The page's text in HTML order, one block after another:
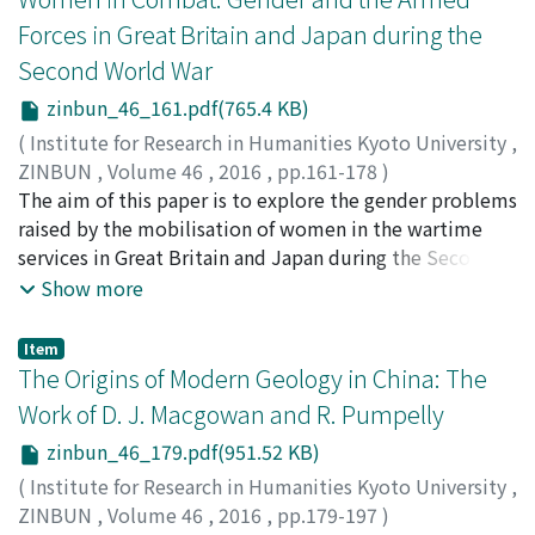
Blanchot, de Stirner et de Derrida, je tâtonne une
insurrection « littéraire » dont l'effectivité est
justement politique.
décision politique en reprenant la thèse d'une minorité
active, à la fois conseiller du prince et capable de
canaliser le mécontentement de groupes minoritaires,
comme cela a été fait auparavant par le sociologue
Haroun Jamous pour la réforme des études médicales
(« Loi Debré », 1958). Mais qui sont ces acteurs ? Peut-
on identifier un réseau dans l'entourage du Ministre ?
Sans trancher entre plusieurs types d'interprétation des
faits, l'auteur insiste sur les cercles de sociabilité
intellectuelle impliqués dans la réforme.
problematic notions of "home" and (ancestral)
"homeland, " and their implications for the ethnic
individual as articulated in the partly fictional
autobiography Turning Japanese: Memoirs of a Sansei
(1991) by Japanese American author David Mura.
Forces in Great Britain and Japan during the
Second World War
zinbun_46_161.pdf(765.4 KB)
( Institute for Research in Humanities Kyoto University ,
ZINBUN , Volume 46 , 2016 , pp.161-178 )
Hayashida, Toshiko
The aim of this paper is to explore the gender problems
raised by the mobilisation of women in the wartime
services in Great Britain and Japan during the Second
World War. Both countries faced the threat of land
In the case of Britain, while young single women were
conscripted as regular members of the military, they
were not qualified as combatants. In Japan, towards
the end of the war, the government prepared for
‘decisive battles' by organising combat forces under the
direction of the regular army, which included women as
well as men. These combat forces were actually formed
Show more
Item
The Origins of Modern Geology in China: The
Work of D. J. Macgowan and R. Pumpelly
zinbun_46_179.pdf(951.52 KB)
( Institute for Research in Humanities Kyoto University ,
ZINBUN , Volume 46 , 2016 , pp.179-197 )